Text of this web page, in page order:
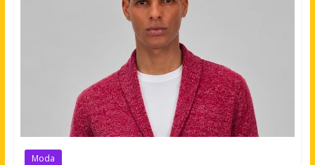
Moda